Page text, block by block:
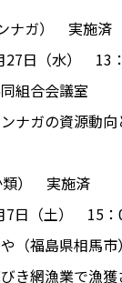
ナガ） 実施済
日（水） 13
組合会議室
ナガの資源動
類） 実施済
日（土） 15：
福島県相馬市）
き網漁業で漁